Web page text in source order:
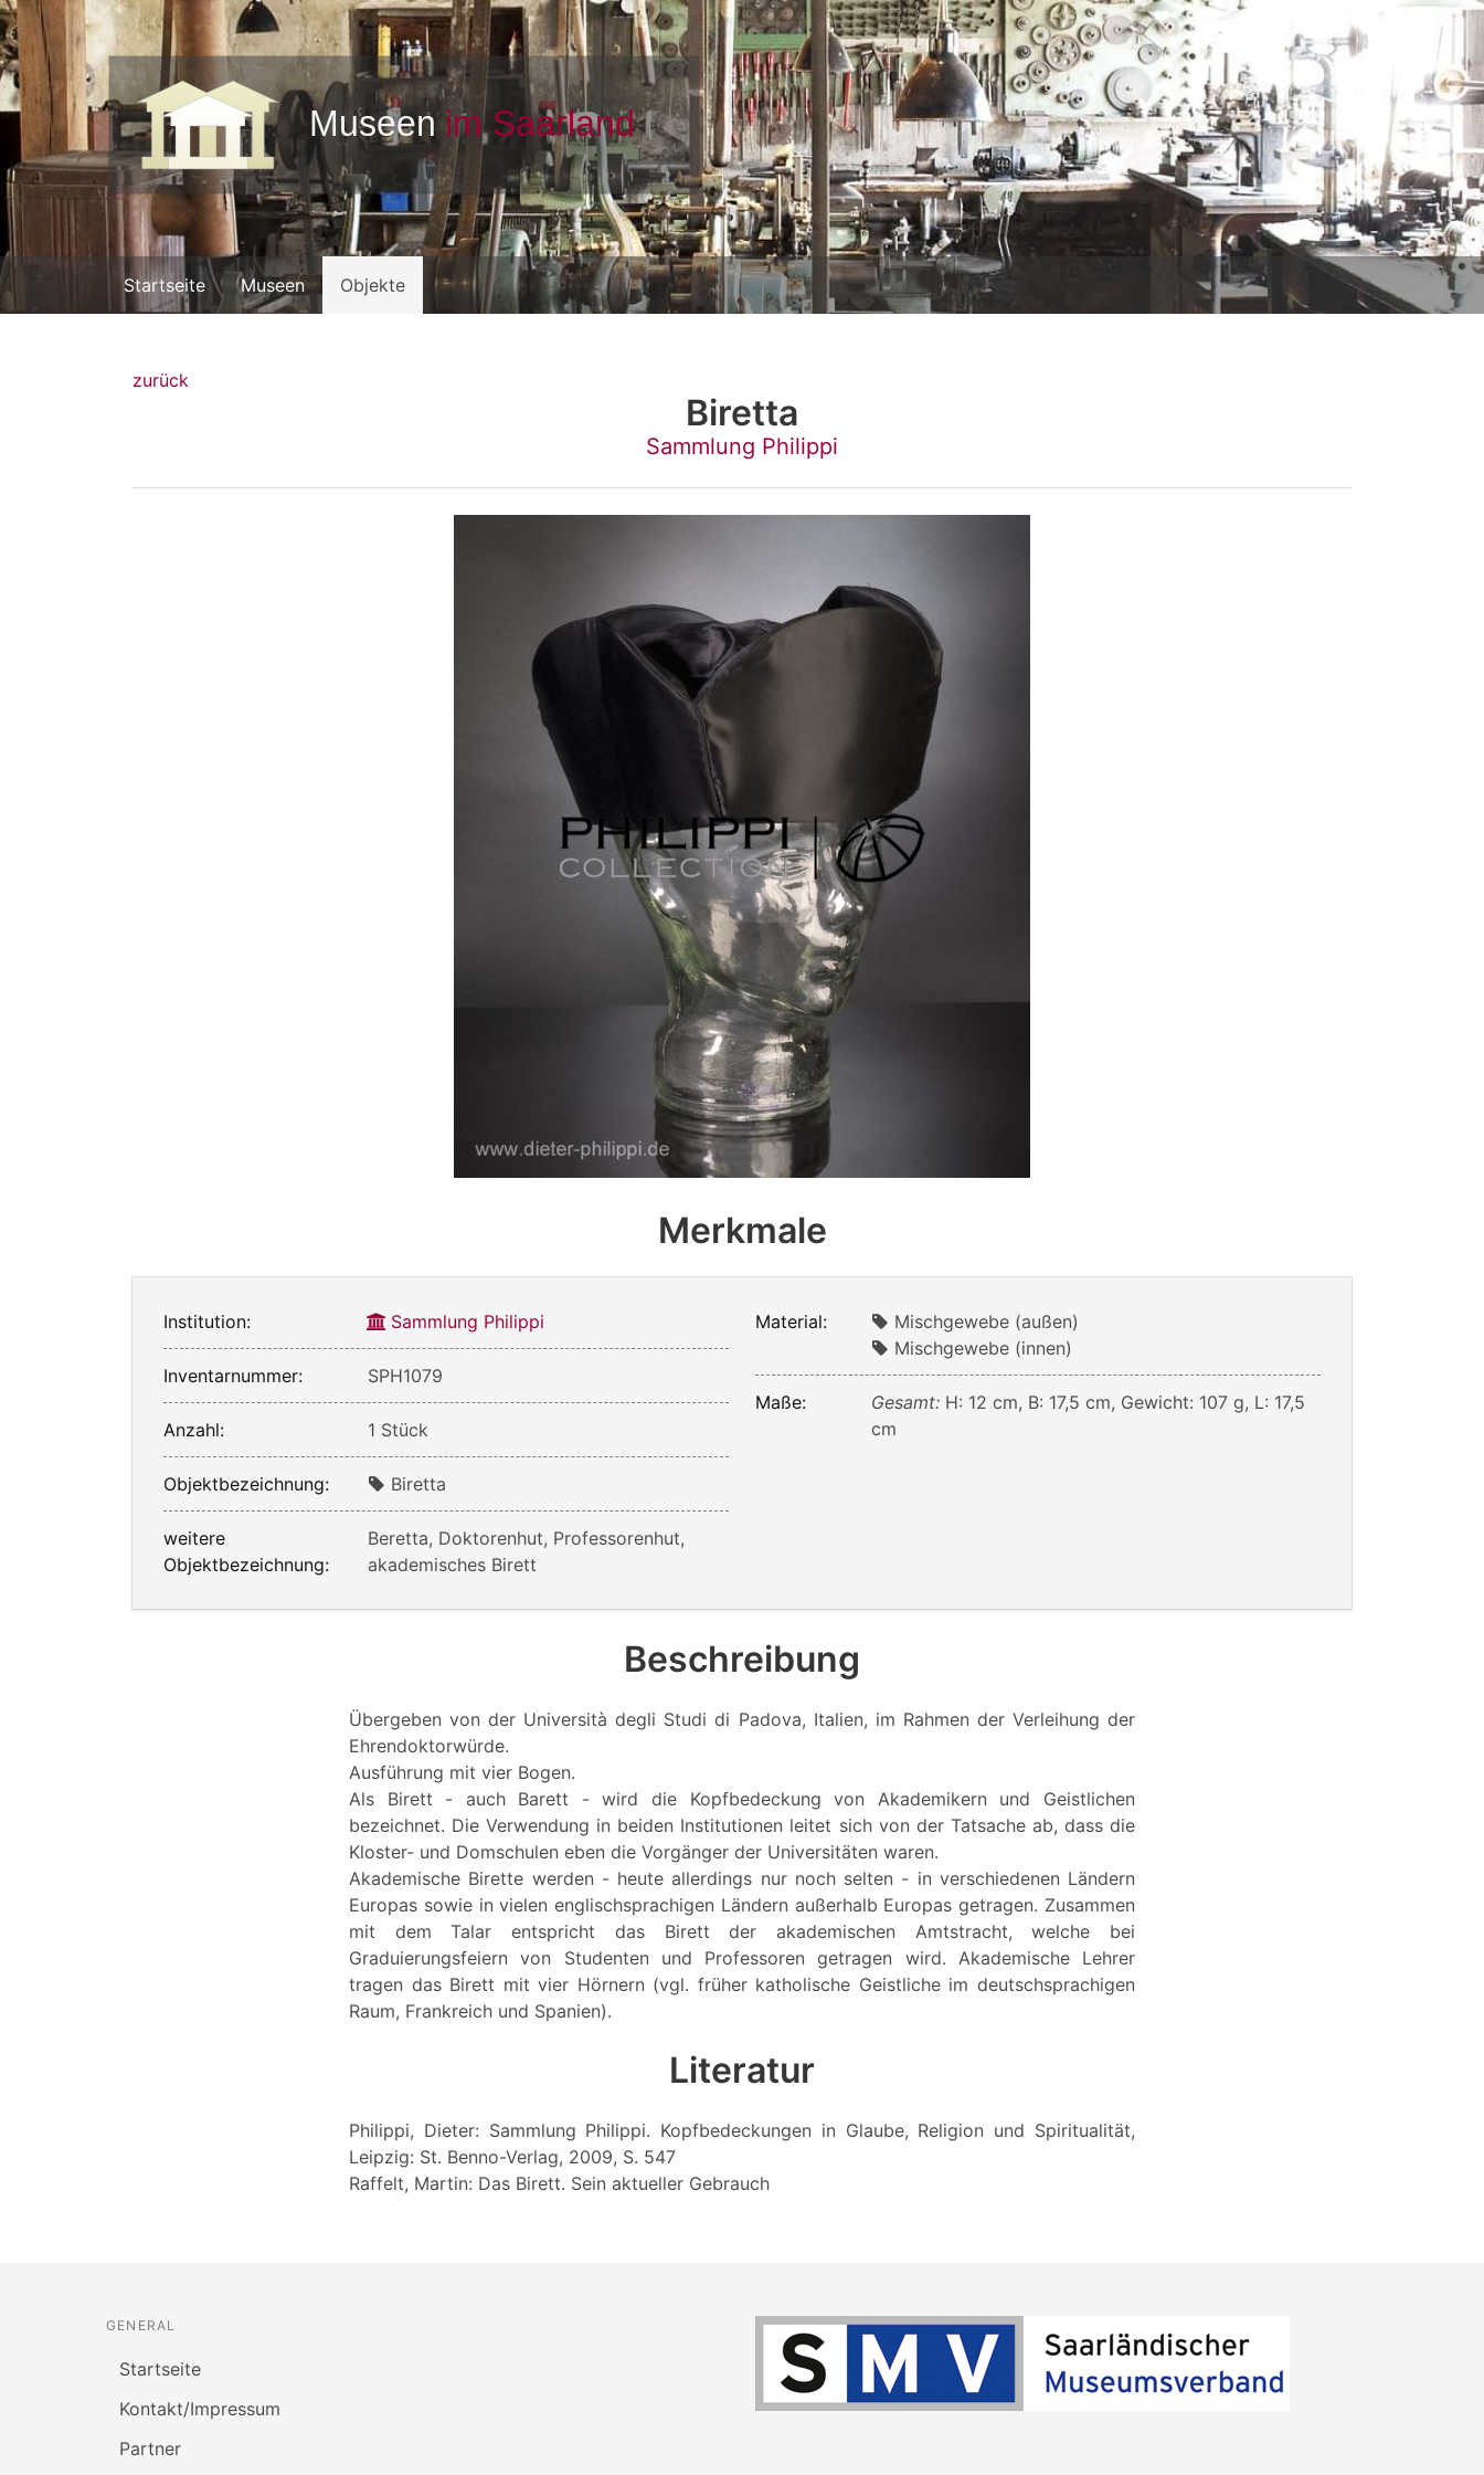
Startseite Museen Objekte
zurück
Biretta
Sammlung Philippi
Merkmale
Institution: Sammlung Philippi
Inventarnummer: SPH1079
Anzahl: 1 Stück
Objektbezeichnung: Biretta
weitere
Objektbezeichnung:
Beretta, Doktorenhut, Professorenhut,
akademisches Birett
Material:
Mischgewebe (außen)
Mischgewebe (innen)
Maße: Gesamt: H: 12 cm, B: 17,5 cm, Gewicht: 107 g, L: 17,5
cm
Beschreibung
Übergeben von der Università degli Studi di Padova, Italien, im Rahmen der Verleihung der
Ehrendoktorwürde.
Ausführung mit vier Bogen.
Als Birett - auch Barett - wird die Kopfbedeckung von Akademikern und Geistlichen
bezeichnet. Die Verwendung in beiden Institutionen leitet sich von der Tatsache ab, dass die
Kloster- und Domschulen eben die Vorgänger der Universitäten waren.
Akademische Birette werden - heute allerdings nur noch selten - in verschiedenen Ländern
Europas sowie in vielen englischsprachigen Ländern außerhalb Europas getragen. Zusammen
mit dem Talar entspricht das Birett der akademischen Amtstracht, welche bei
Graduierungsfeiern von Studenten und Professoren getragen wird. Akademische Lehrer
tragen das Birett mit vier Hörnern (vgl. früher katholische Geistliche im deutschsprachigen
Raum, Frankreich und Spanien).
Literatur
Philippi, Dieter: Sammlung Philippi. Kopfbedeckungen in Glaube, Religion und Spiritualität,
Leipzig: St. Benno-Verlag, 2009, S. 547
Raffelt, Martin: Das Birett. Sein aktueller Gebrauch
GENERAL
Startseite
Kontakt/Impressum
Partner